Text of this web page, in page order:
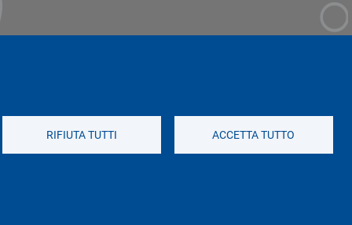
RIFIUTA TUTTI ACCETTA TUTTO